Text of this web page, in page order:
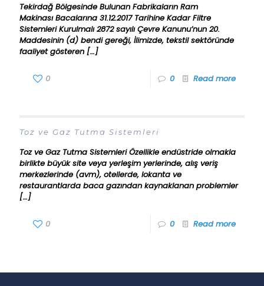
Tekirdağ Bölgesinde Bulunan Fabrikaların Ram
Makinası Bacalarına 31.12.2017 Tarihine Kadar Filtre
Sistemleri Kurulmalı 2872 sayılı Çevre Kanunu’nun 20.
Maddesinin (d) bendi gereği, İlimizde, tekstil sektöründe
faaliyet gösteren […]
0 0 Read more
Toz ve Gaz Tutma Sistemleri
Toz ve Gaz Tutma Sistemleri Özellikle endüstride olmakla
birlikte büyük site veya yerleşim yerlerinde, alış veriş
merkezlerinde (avm), otellerde, lokanta ve
restaurantlarda baca gazından kaynaklanan problemler
[…]
0 0 Read more